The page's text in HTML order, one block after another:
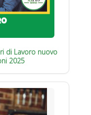
di Lavoro nuovo
2025